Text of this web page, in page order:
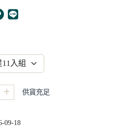
供貨充足
09-18